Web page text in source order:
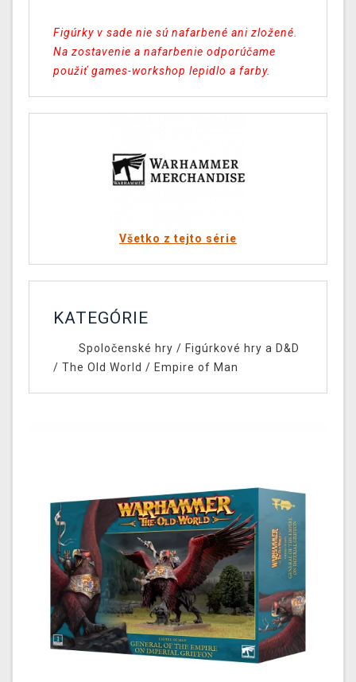
Figúrky v sade nie sú nafarbené ani zložené.
Na zostavenie a nafarbenie odporúčame
použiť games-workshop lepidlo a farby.
Všetko z tejto série
KATEGÓRIE
Spoločenské hry / Figúrkové hry a D&D
/ The Old World / Empire of Man